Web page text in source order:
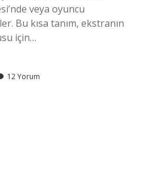
veya oyuncu
Bu kısa tanım, ekstranın
için…
12 Yorum